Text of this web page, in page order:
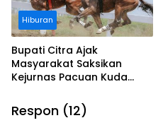
Hiburan
Bupati Citra Ajak
Masyarakat Saksikan
Kejurnas Pacuan Kuda
Legokjawa
Respon (12)